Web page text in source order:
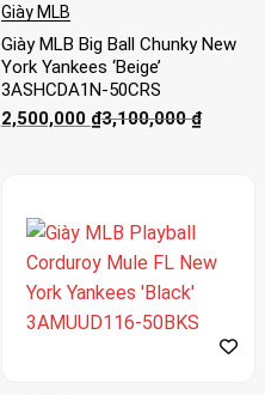
Giày MLB
Giày MLB Big Ball Chunky New
York Yankees ‘Beige’
3ASHCDA1N-50CRS
3,100,000₫
Giá
gốc
2,500,000 ₫
Giá
hiện